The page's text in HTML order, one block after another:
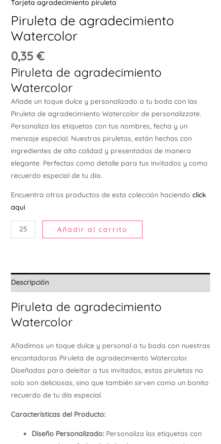
Tarjeta agradecimiento piruleta
Piruleta de agradecimiento
Watercolor
0,35 €
Piruleta de agradecimiento
Watercolor
Añade un toque dulce y personalizado a tu boda con las
Piruleta de agradecimiento Watercolor de personalizzate.
Personaliza las etiquetas con tus nombres, fecha y un
mensaje especial. Nuestras piruletas, están hechas con
ingredientes de alta calidad y presentadas de manera
elegante. Perfectas como detalle para tus invitados y como
recuerdo especial de tu día.
Encuentra otros productos de esta colección haciendo click
aquí
Añadir al carrito
Descripción
Piruleta de agradecimiento
Watercolor
Añadimos un toque dulce y personal a tu boda con nuestras
encantadoras Piruleta de agradecimiento Watercolor.
Diseñadas para deleitar a tus invitados, estas piruletas no
solo son deliciosas, sino que también sirven como un bonito
recuerdo de tu día especial.
Características del Producto:
Diseño Personalizado:Personaliza las etiquetas con